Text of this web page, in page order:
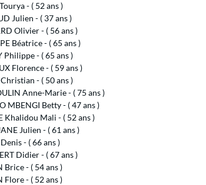
- ( 52 ans )
Julien - ( 37 ans )
Olivier - ( 56 ans )
Béatrice - ( 65 ans )
Philippe - ( 65 ans )
Florence - ( 59 ans )
- ( 50 ans )
Anne-Marie - ( 75 ans )
MBENGI Betty - ( 47 ans )
Khalidou Mali - ( 52 ans )
Julien - ( 61 ans )
- ( 66 ans )
Didier - ( 67 ans )
Brice - ( 54 ans )
Flore - ( 52 ans )